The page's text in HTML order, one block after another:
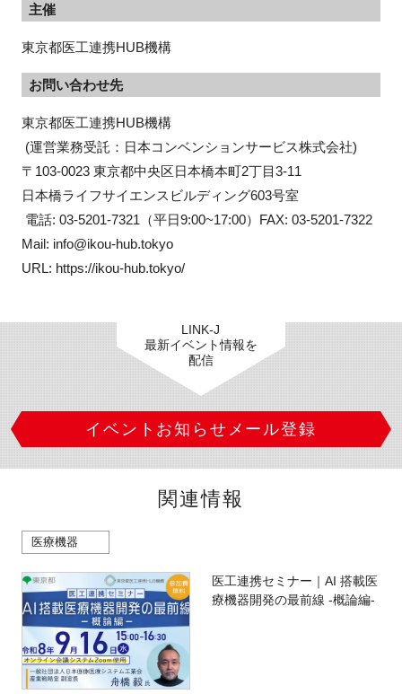
主催
東京都医工連携HUB機構
お問い合わせ先
東京都医工連携HUB機構
〒103-0023 東京都中央区日本橋本町2丁目3-11
日本橋ライフサイエンスビルディング603号室
Mail: info@ikou-hub.tokyo
URL: https://ikou-hub.tokyo/
LINK-J
最新イベント情報を
配信
イベントお知らせメール登録
関連情報
医療機器
医工連携セミナー｜AI 搭載医
療機器開発の最前線 -概論編-